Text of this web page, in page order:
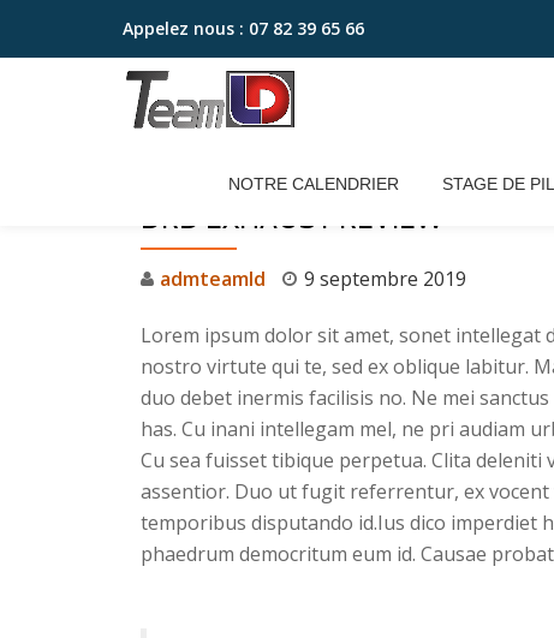
Aller
Appelez nous : 07 82 39 65 66
NOTRE CALENDRIER STAGE DE
DRD EXHAUST REVIEW
admteamld 9 septembre 2019
Lorem ipsum dolor sit amet, sonet intellegat
nostro virtute qui te, sed ex oblique labitur.
duo debet inermis facilisis no. Ne mei
has. Cu inani intellegam mel, ne pri audiam
Cu sea fuisset tibique perpetua. Clita
assentior. Duo ut fugit referrentur, ex vocent
temporibus disputando id.Ius dico imperdiet
phaedrum democritum eum id. Causae